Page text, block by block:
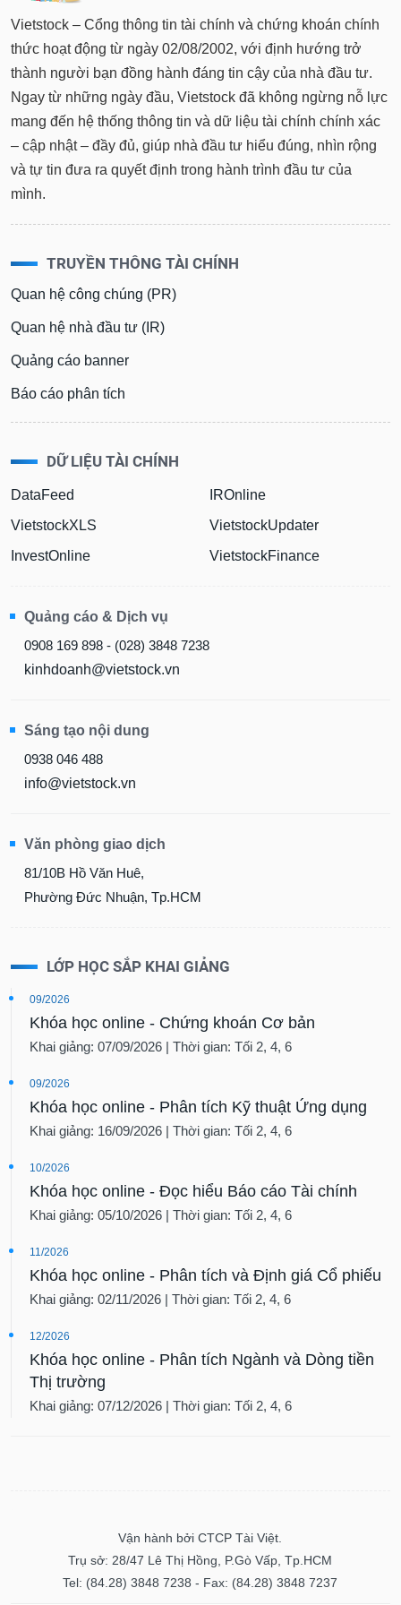
Vietstock – Cổng thông tin tài chính và chứng khoán chính
thức hoạt động từ ngày 02/08/2002, với định hướng trở
thành người bạn đồng hành đáng tin cậy của nhà đầu tư.
Ngay từ những ngày đầu, Vietstock đã không ngừng nỗ lực
mang đến hệ thống thông tin và dữ liệu tài chính chính xác
– cập nhật – đầy đủ, giúp nhà đầu tư hiểu đúng, nhìn rộng
và tự tin đưa ra quyết định trong hành trình đầu tư của
mình.
TRUYỀN THÔNG TÀI CHÍNH
Quan hệ công chúng (PR)
Quan hệ nhà đầu tư (IR)
Quảng cáo banner
Báo cáo phân tích
DỮ LIỆU TÀI CHÍNH
DataFeed
VietstockXLS
InvestOnline
IROnline
VietstockUpdater
VietstockFinance
Quảng cáo & Dịch vụ
0908 169 898 - (028) 3848 7238
kinhdoanh@vietstock.vn
Sáng tạo nội dung
0938 046 488
info@vietstock.vn
Văn phòng giao dịch
81/10B Hồ Văn Huê,
Phường Đức Nhuận, Tp.HCM
LỚP HỌC SẮP KHAI GIẢNG
09/2026
Khóa học online - Chứng khoán Cơ bản
Khai giảng: 07/09/2026 | Thời gian: Tối 2, 4, 6
09/2026
Khóa học online - Phân tích Kỹ thuật Ứng dụng
Khai giảng: 16/09/2026 | Thời gian: Tối 2, 4, 6
10/2026
Khóa học online - Đọc hiểu Báo cáo Tài chính
Khai giảng: 05/10/2026 | Thời gian: Tối 2, 4, 6
11/2026
Khóa học online - Phân tích và Định giá Cổ phiếu
Khai giảng: 02/11/2026 | Thời gian: Tối 2, 4, 6
12/2026
Khóa học online - Phân tích Ngành và Dòng tiền
Thị trường
Khai giảng: 07/12/2026 | Thời gian: Tối 2, 4, 6
Vận hành bởi CTCP Tài Việt.
Trụ sở: 28/47 Lê Thị Hồng, P.Gò Vấp, Tp.HCM
Tel: (84.28) 3848 7238 - Fax: (84.28) 3848 7237
Tất cả Cổ phiếu Chỉ số Chứng chỉ quỹ Chứng
Lãnh
(-)
Tất cả Người nội bộ Người liên quan Cổ đông lớn
Tin
tức
(-)
viết
tác
(-)
tích
(-)
ngữ
Dịch
vụ
(-)
Đào
tài
cụ
Truyền
thông
liệu
chính